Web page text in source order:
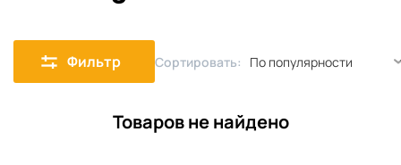
Фильтр Сортировать:
Товаров не найдено